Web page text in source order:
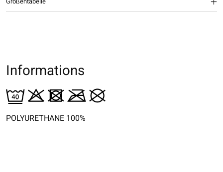
Informations
POLYURETHANE 100%